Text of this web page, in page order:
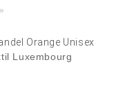
»
Orange Unisex
Luxembourg